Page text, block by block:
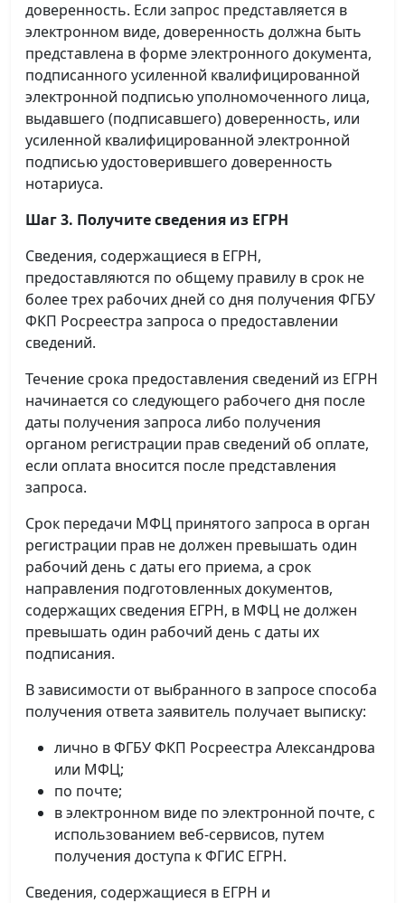
доверенность. Если запрос представляется в
электронном виде, доверенность должна быть
представлена в форме электронного документа,
подписанного усиленной квалифицированной
электронной подписью уполномоченного лица,
выдавшего (подписавшего) доверенность, или
усиленной квалифицированной электронной
подписью удостоверившего доверенность
нотариуса.
Шаг 3. Получите сведения из ЕГРН
Сведения, содержащиеся в ЕГРН,
предоставляются по общему правилу в срок не
более трех рабочих дней со дня получения ФГБУ
ФКП Росреестра запроса о предоставлении
сведений.
Течение срока предоставления сведений из ЕГРН
начинается со следующего рабочего дня после
даты получения запроса либо получения
органом регистрации прав сведений об оплате,
если оплата вносится после представления
запроса.
Срок передачи МФЦ принятого запроса в орган
регистрации прав не должен превышать один
рабочий день с даты его приема, а срок
направления подготовленных документов,
содержащих сведения ЕГРН, в МФЦ не должен
превышать один рабочий день с даты их
подписания.
В зависимости от выбранного в запросе способа
получения ответа заявитель получает выписку:
лично в ФГБУ ФКП Росреестра Александрова
или МФЦ;
по почте;
в электронном виде по электронной почте, с
использованием веб-сервисов, путем
получения доступа к ФГИС ЕГРН.
Сведения, содержащиеся в ЕГРН и